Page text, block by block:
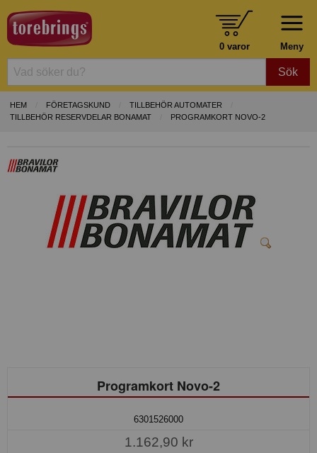
Meny
0 varor
Sök
HEM FÖRETAGSKUND
TILLBEHÖR AUTOMATER
TILLBEHÖR RESERVDELAR BONAMAT
PROGRAMKORT NOVO-2
Programkort Novo-2
6301526000
1.162,90 kr